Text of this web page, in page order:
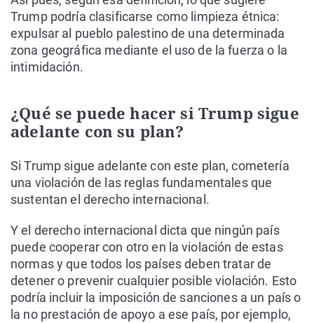
Trump podría clasificarse como limpieza étnica:
expulsar al pueblo palestino de una determinada
zona geográfica mediante el uso de la fuerza o la
intimidación.
¿Qué se puede hacer si Trump sigue
adelante con su plan?
Si Trump sigue adelante con este plan, cometería
una violación de las reglas fundamentales que
sustentan el derecho internacional.
Y el derecho internacional dicta que ningún país
puede cooperar con otro en la violación de estas
normas y que todos los países deben tratar de
detener o prevenir cualquier posible violación. Esto
podría incluir la imposición de sanciones a un país o
la no prestación de apoyo a ese país, por ejemplo,